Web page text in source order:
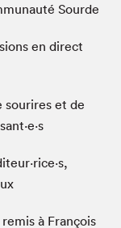
Sourde
en direct
sourires et de
à François